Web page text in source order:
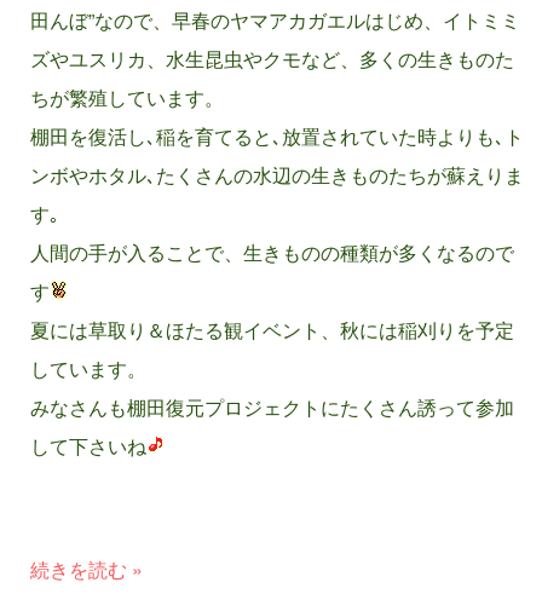
田んぼ”なので、早春のヤマアカガエルはじめ、イトミミ
ズやユスリカ、水生昆虫やクモなど、多くの生きものた
ちが繁殖しています。
棚田を復活し､稲を育てると､放置されていた時よりも､ト
ンボやホタル､たくさんの水辺の生きものたちが蘇えりま
す｡
人間の手が入ることで、生きものの種類が多くなるので
す
夏には草取り＆ほたる観イベント、秋には稲刈りを予定
しています。
みなさんも棚田復元プロジェクトにたくさん誘って参加
して下さいね
続きを読む »